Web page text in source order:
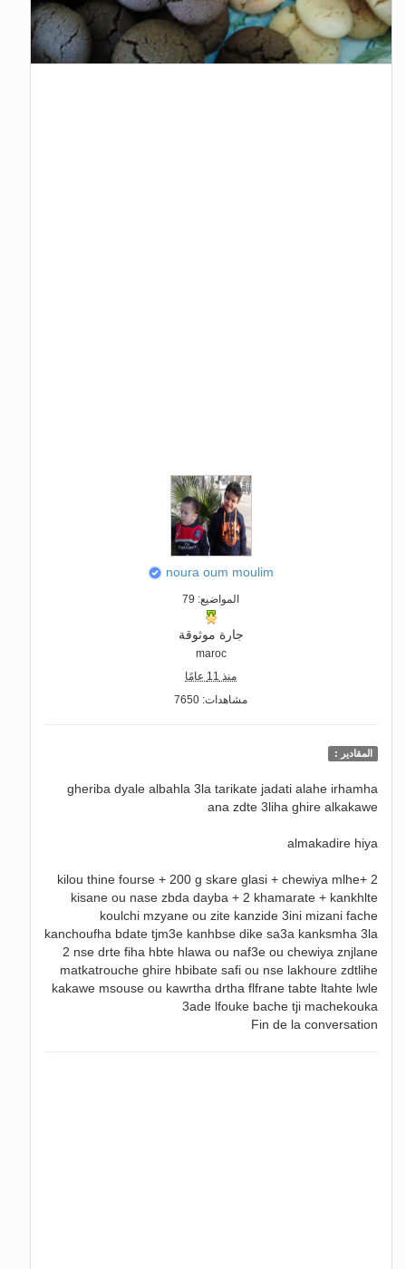
noura oum moulim
المواضيع: 79
جارة موثوقة
maroc
منذ 11 عامًا
مشاهدات: 7650
المقادير :
gheriba dyale albahla 3la tarikate jadati alahe irhamha
ana zdte 3liha ghire alkakawe
almakadire hiya
kilou thine fourse + 200 g skare glasi + chewiya mlhe+ 2
kisane ou nase zbda dayba + 2 khamarate + kankhlte
koulchi mzyane ou zite kanzide 3ini mizani fache
kanchoufha bdate tjm3e kanhbse dike sa3a kanksmha 3la
2 nse drte fiha hbte hlawa ou naf3e ou chewiya znjlane
matkatrouche ghire hbibate safi ou nse lakhoure zdtlihe
kakawe msouse ou kawrtha drtha flfrane tabte ltahte lwle
3ade lfouke bache tji machekouka
Fin de la conversation